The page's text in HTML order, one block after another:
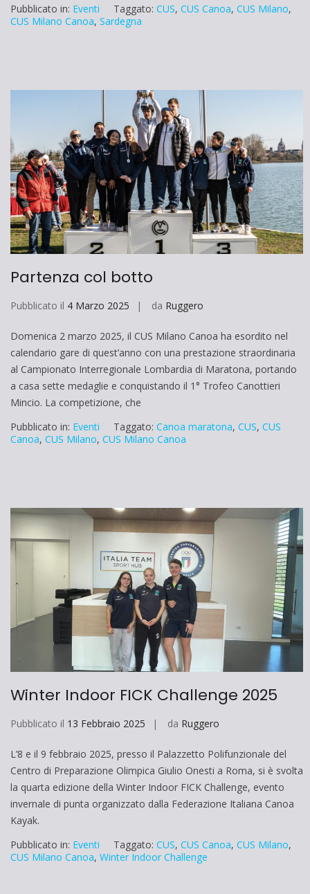
Pubblicato in: Eventi Taggato: CUS, CUS Canoa, CUS Milano,
CUS Milano Canoa, Sardegna
Partenza col botto
Pubblicato il 4 Marzo 2025 da Ruggero
Domenica 2 marzo 2025, il CUS Milano Canoa ha esordito nel
calendario gare di quest’anno con una prestazione straordinaria
al Campionato Interregionale Lombardia di Maratona, portando
a casa sette medaglie e conquistando il 1° Trofeo Canottieri
Mincio. La competizione, che
Pubblicato in: Eventi Taggato: Canoa maratona, CUS, CUS
Canoa, CUS Milano, CUS Milano Canoa
Winter Indoor FICK Challenge 2025
Pubblicato il 13 Febbraio 2025 da Ruggero
L’8 e il 9 febbraio 2025, presso il Palazzetto Polifunzionale del
Centro di Preparazione Olimpica Giulio Onesti a Roma, si è svolta
la quarta edizione della Winter Indoor FICK Challenge, evento
invernale di punta organizzato dalla Federazione Italiana Canoa
Kayak.
Pubblicato in: Eventi Taggato: CUS, CUS Canoa, CUS Milano,
CUS Milano Canoa, Winter Indoor Challenge